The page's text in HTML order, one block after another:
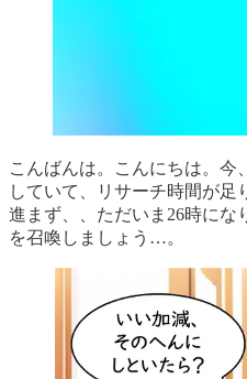
こんばんは。こんにちは。今
していて、リサーチ時間が足
進まず、、ただいま26時にな
を召喚しましょう…。